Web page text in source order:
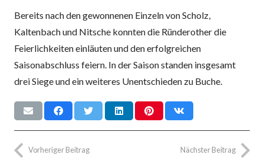
Bereits nach den gewonnenen Einzeln von Scholz,
Kaltenbach und Nitsche konnten die Ründerother die
Feierlichkeiten einläuten und den erfolgreichen
Saisonabschluss feiern. In der Saison standen insgesamt
drei Siege und ein weiteres Unentschieden zu Buche.
Vorheriger Beitrag Nächster Beitrag